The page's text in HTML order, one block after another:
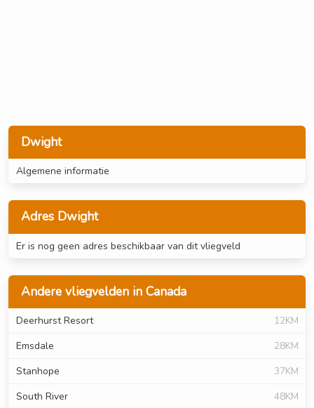
Dwight
Algemene informatie
Adres Dwight
Er is nog geen adres beschikbaar van dit vliegveld
Andere vliegvelden in Canada
Deerhurst Resort
12KM
Emsdale
28KM
Stanhope
37KM
South River
48KM